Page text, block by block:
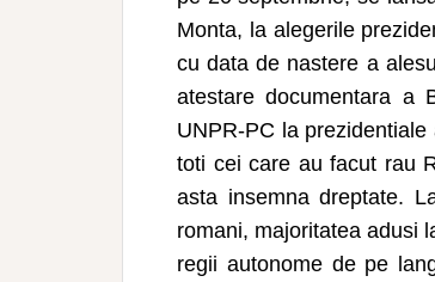
Monta, la alegerile
cu data de nastere a
atestare documentara a
UNPR-PC la
toti cei care au facut rau
asta insemna dreptate.
romani, majoritatea adusi
regii autonome de pe